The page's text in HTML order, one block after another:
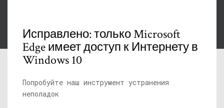
Исправлено: только Microsoft
Edge имеет доступ к Интернету в
Windows 10
Попробуйте наш инструмент устранения
неполадок